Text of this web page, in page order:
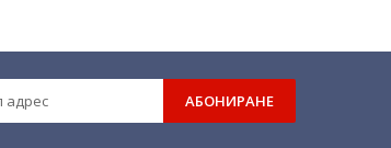
АБОНИРАНЕ